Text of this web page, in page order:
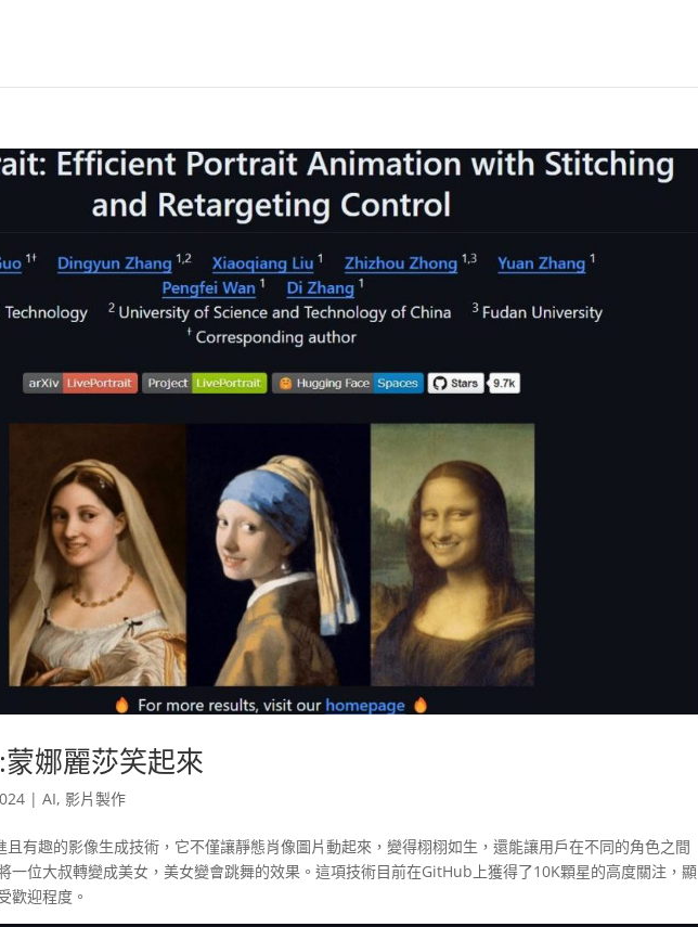
娜麗莎笑起來
|AI, 影片製作
有趣的影像生成技術，它不僅讓靜態肖像圖片動起來，變得栩栩如生，還能讓用戶在不同的角色之間
一位大叔轉變成美女，美女變會跳舞的效果。這項技術目前在GitHub上獲得了10K顆星的高度關注，顯
歡迎程度。